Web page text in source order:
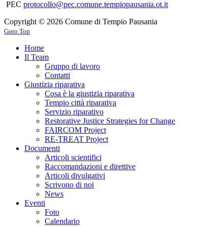
PEC protocollo@pec.comune.tempiopausania.ot.it
Copyright © 2026 Comune di Tempio Pausania
Goto Top
Home
Il Team
Gruppo di lavoro
Contatti
Giustizia riparativa
Cosa è la giustizia riparativa
Tempio città riparativa
Servizio riparativo
Restorative Justice Strategies for Change
FAIRCOM Project
RE-TREAT Project
Documenti
Articoli scientifici
Raccomandazioni e direttive
Articoli divulgativi
Scrivono di noi
News
Eventi
Foto
Calendario